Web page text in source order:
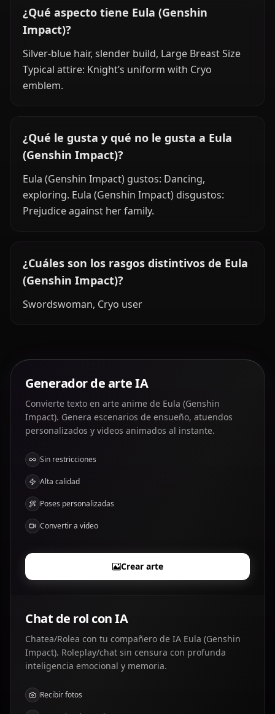
¿Qué aspecto tiene Eula (Genshin
Impact)?
Silver-blue hair, slender build, Large Breast Size
Typical attire: Knight’s uniform with Cryo
emblem.
¿Qué le gusta y qué no le gusta a Eula
(Genshin Impact)?
Eula (Genshin Impact) gustos: Dancing,
exploring. Eula (Genshin Impact) disgustos:
Prejudice against her family.
¿Cuáles son los rasgos distintivos de Eula
(Genshin Impact)?
Swordswoman, Cryo user
Generador de arte IA
Convierte texto en arte anime de Eula (Genshin
Impact). Genera escenarios de ensueño, atuendos
personalizados y videos animados al instante.
Sin restricciones
Alta calidad
Poses personalizadas
Convertir a video
Crear arte
Chat de rol con IA
Chatea/Rolea con tu compañero de IA Eula (Genshin
Impact). Roleplay/chat sin censura con profunda
inteligencia emocional y memoria.
Recibir fotos